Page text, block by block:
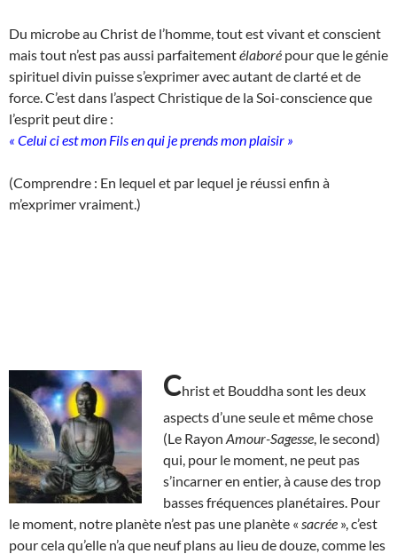
Du microbe au Christ de l’homme, tout est vivant et conscient
mais tout n’est pas aussi parfaitementélaboré pour que le génie
spirituel divin puisse s’exprimer avec autant de clarté et de
force. C’est dans l’aspect Christique de la Soi-conscience que
l’esprit peut dire :
« Celui ci est mon Fils en qui je prends mon plaisir »
(Comprendre : En lequel et par lequel je réussi enfin à
m’exprimer vraiment.)
Christ et Bouddha sont les deux
aspects d’une seule et même chose
(Le Rayon Amour-Sagesse , le second)
qui, pour le moment, ne peut pas
s’incarner en entier, à cause des trop
basses fréquences planétaires. Pour
le moment, notre planète n’est pas une planète « sacrée », c’est
pour cela qu’elle n’a que neuf plans au lieu de douze, comme les